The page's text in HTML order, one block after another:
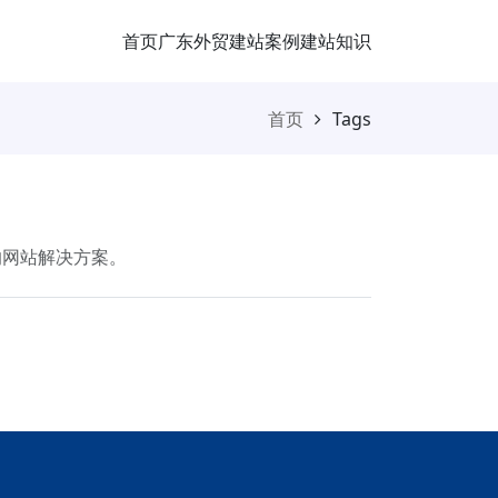
首页广东外贸建站案例建站知识
首页 Tags
站解决方案。